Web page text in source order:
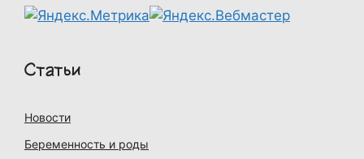
Статьи
Новости
Беременность и роды